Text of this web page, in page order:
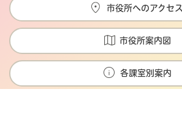
市役所へのアクセス
市役所案内図
各課室別案内